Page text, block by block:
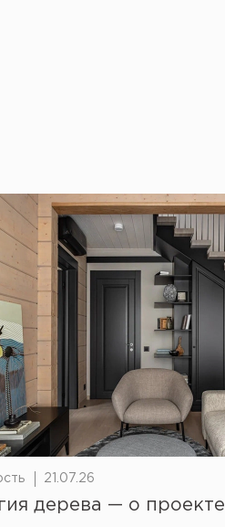
21.07.26
дерева — о проекте